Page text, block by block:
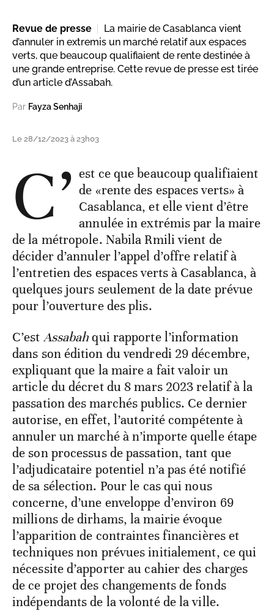
Revue de presse
La mairie de Casablanca vient
d’annuler in extremis un marché relatif aux espaces
verts, que beaucoup qualifiaient de rente destinée à
une grande entreprise. Cette revue de presse est tirée
d’un article d’Assabah.
Par Fayza Senhaji
Le 28/12/2023 à 23h03
C’ est ce que beaucoup qualifiaient
de «rente des espaces verts» à
Casablanca, et elle vient d’être
annulée in extrémis par la maire
de la métropole. Nabila Rmili vient de
décider d’annuler l’appel d’offre relatif à
l’entretien des espaces verts à Casablanca, à
quelques jours seulement de la date prévue
pour l’ouverture des plis.
C’estAssabahqui rapporte l’information
dans son édition du vendredi 29 décembre,
expliquant que la maire a fait valoir un
article du décret du 8 mars 2023 relatif à la
passation des marchés publics. Ce dernier
autorise, en effet, l’autorité compétente à
annuler un marché à n’importe quelle étape
de son processus de passation, tant que
l’adjudicataire potentiel n’a pas été notifié
de sa sélection. Pour le cas qui nous
concerne, d’une enveloppe d’environ 69
millions de dirhams, la mairie évoque
l’apparition de contraintes financières et
techniques non prévues initialement, ce qui
nécessite d’apporter au cahier des charges
de ce projet des changements de fonds
indépendants de la volonté de la ville.